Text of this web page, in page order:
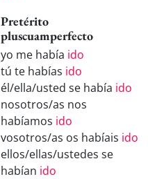
Pretérito
pluscuamperfecto
yo me había ido
tú te habías ido
él/ella/usted se había ido
nosotros/as nos
habíamos ido
vosotros/as os habíais ido
ellos/ellas/ustedes se
habían ido